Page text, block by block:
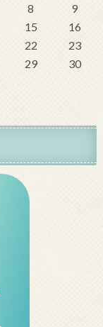
8
9
15
16
22
23
29
30